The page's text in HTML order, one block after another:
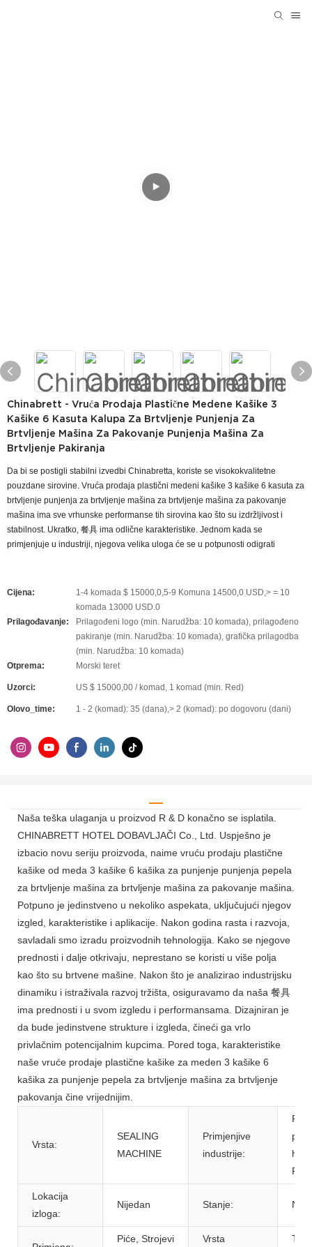
Chinabrett - Vruća Prodaja Plastične Medene Kašike 3
Kašike 6 Kasuta Kalupa Za Brtvljenje Punjenja Za
Brtvljenje Mašina Za Pakovanje Punjenja Mašina Za
Brtvljenje Pakiranja
Da bi se postigli stabilni izvedbi Chinabretta, koriste se visokokvalitetne
pouzdane sirovine. Vruća prodaja plastični medeni kašike 3 kašike 6 kasuta za
brtvljenje punjenja za brtvljenje mašina za brtvljenje mašina za pakovanje
mašina ima sve vrhunske performanse tih sirovina kao što su izdržljivost i
stabilnost. Ukratko, 餐具 ima odlične karakteristike. Jednom kada se
primjenjuje u industriji, njegova velika uloga će se u potpunosti odigrati
Cijena:
1-4 komada $ 15000,0,5-9 Komuna 14500,0 USD,> = 10
komada 13000 USD.0
Prilagođavanje:
Prilagođeni logo (min. Narudžba: 10 komada), prilagođeno
pakiranje (min. Narudžba: 10 komada), grafička prilagodba
(min. Narudžba: 10 komada)
Otprema:
Morski teret
Uzorci: US $ 15000,00 / komad, 1 komad (min. Red)
Olovo_time: 1 - 2 (komad): 35 (dana),> 2 (komad): po dogovoru (dani)
Naša teška ulaganja u proizvod R & D konačno se isplatila.
CHINABRETT HOTEL DOBAVLJAČI Co., Ltd. Uspješno je
izbacio novu seriju proizvoda, naime vruću prodaju plastične
kašike od meda 3 kašike 6 kašika za punjenje punjenja pepela
za brtvljenje mašina za brtvljenje mašina za pakovanje mašina.
Potpuno je jedinstveno u nekoliko aspekata, uključujući njegov
izgled, karakteristike i aplikacije. Nakon godina rasta i razvoja,
savladali smo izradu proizvodnih tehnologija. Kako se njegove
prednosti i dalje otkrivaju, neprestano se koristi u više polja
kao što su brtvene mašine. Nakon što je analizirao industrijsku
dinamiku i istraživala razvoj tržišta, osiguravamo da naša 餐具
ima prednosti i u svom izgledu i performansama. Dizajniran je
da bude jedinstvene strukture i izgleda, čineći ga vrlo
privlačnim potencijalnim kupcima. Pored toga, karakteristike
naše vruće prodaje plastične kašike za meden 3 kašike 6
kašika za punjenje pepela za brtvljenje mašina za brtvljenje
pakovanja čine vrijednijim.
Vrsta:
SEALING
MACHINE
Primjenjive
industrije:
Lokacija
izloga:
Nijedan Stanje:
Piće, Strojevi
Vrsta